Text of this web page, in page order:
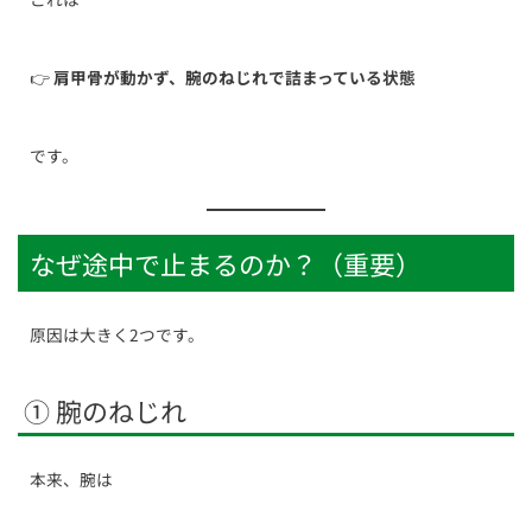
👉肩甲骨が動かず、腕のねじれで詰まっている状態
です。
なぜ途中で止まるのか？（重要）
原因は大きく2つです。
① 腕のねじれ
本来、腕は